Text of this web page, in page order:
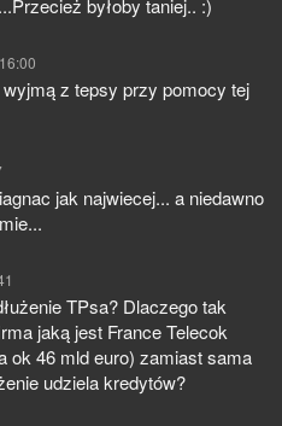
byłoby taniej.. :)
z tepsy przy pomocy tej
jak najwiecej... a niedawno
TPsa? Dlaczego tak
jaką jest France Telecok
ok 46 mld euro) zamiast sama
udziela kredytów?